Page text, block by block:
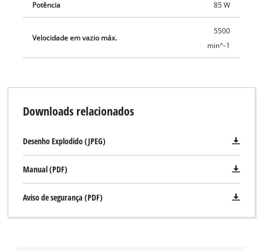
Potência 85 W
Velocidade em vazio máx.
5500
min^-1
Downloads relacionados
Desenho Explodido (JPEG)
Manual (PDF)
Aviso de segurança (PDF)